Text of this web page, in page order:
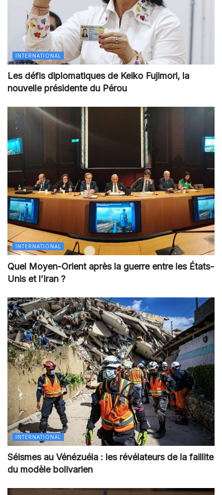
INTERNATIONAL
Les défis diplomatiques de Keiko Fujimori, la
nouvelle présidente du Pérou
INTERNATIONAL
Quel Moyen-Orient après la guerre entre les États-
Unis et l’Iran ?
INTERNATIONAL
Séismes au Vénézuéla : les révélateurs de la faillite
du modèle bolivarien